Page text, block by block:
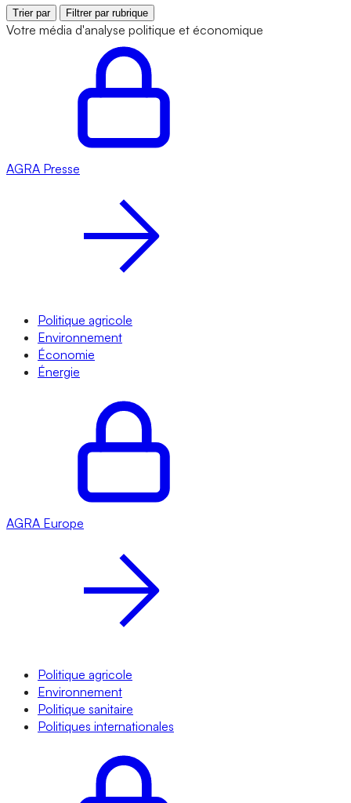
Trier par Filtrer par rubrique
Votre média d'analyse politique et économique
AGRA Presse
Politique agricole
Environnement
Économie
Énergie
AGRA Europe
Politique agricole
Environnement
Politique sanitaire
Politiques internationales